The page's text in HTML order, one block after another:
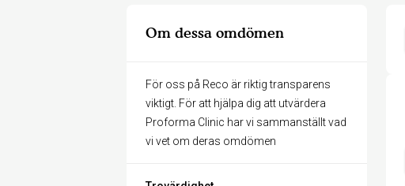
Om dessa omdömen
För oss på Reco är riktig transparens
viktigt. För att hjälpa dig att utvärdera
Proforma Clinic har vi sammanställt vad
vi vet om deras omdömen